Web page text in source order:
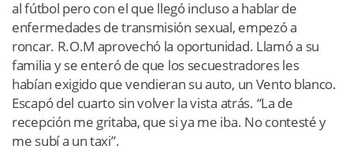
al fútbol pero con el que llegó incluso a hablar de
enfermedades de transmisión sexual, empezó a
roncar. R.O.M aprovechó la oportunidad. Llamó a su
familia y se enteró de que los secuestradores les
habían exigido que vendieran su auto, un Vento blanco.
Escapó del cuarto sin volver la vista atrás. “La de
recepción me gritaba, que si ya me iba. No contesté y
me subí a un taxi”.